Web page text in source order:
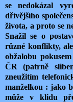
se nedokázal
dřívějšího
života, a proto se
Snažil se o
různé konflikty,
obžalobu
ČR (patrně
zneužitím
manželkou : jako
může v klidu